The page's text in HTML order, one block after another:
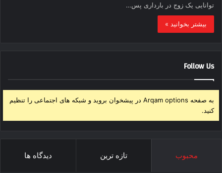
توانایی یک زوج در بارداری پس…
بیشتر بخوانید »
Follow Us
به صفحه Arqam options در پیشخوان بروید و شبکه های اجتماعی را تنظیم
کنید.
محبوب تازه ترین دیدگاه ها